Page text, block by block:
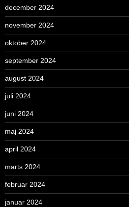
december 2024
november 2024
oktober 2024
september 2024
august 2024
juli 2024
juni 2024
maj 2024
april 2024
marts 2024
februar 2024
januar 2024